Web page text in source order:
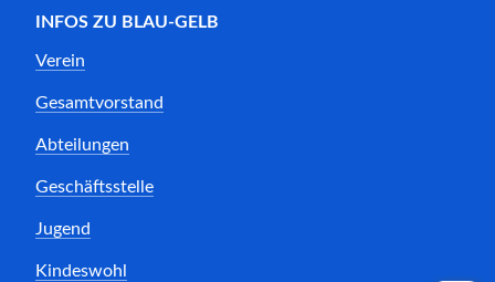
INFOS ZU BLAU-GELB
Verein
Gesamtvorstand
Abteilungen
Geschäftsstelle
Jugend
Kindeswohl